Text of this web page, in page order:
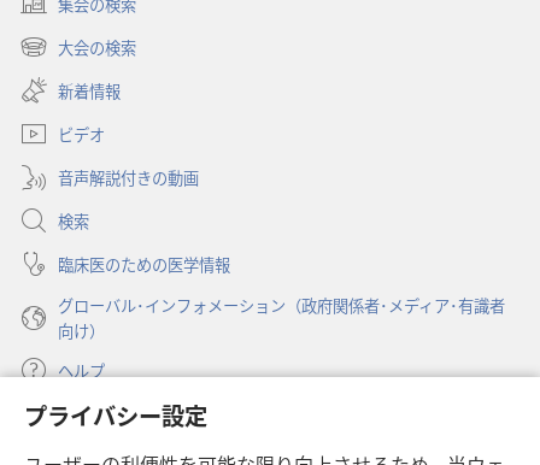
プライバシー設定
（新
し
タ
で
開
く）
大会の検索
（新
し
い
タ
ブ
で
開
く）
新着情報
ビデオ
音声解説付きの動画
検索
臨床医のための医学情報
グローバル･インフォメーション（政府関係者･メディア･有識者
向け）
ヘルプ
寄付